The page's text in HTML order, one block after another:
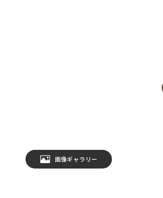
画像ギャラリー